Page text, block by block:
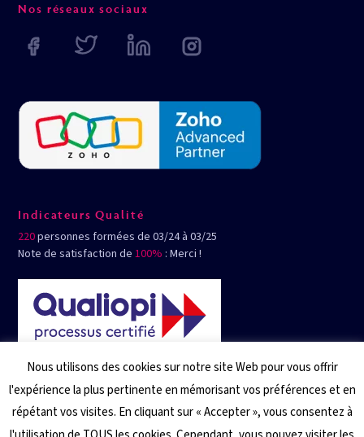
Nos réseaux sociaux
Indicateurs Qualité
220personnes formées de 03/24 à 03/25
Note de satisfaction de 100% : Merci !
Nous utilisons des cookies sur notre site Web pour vous offrir
l'expérience la plus pertinente en mémorisant vos préférences et en
répétant vos visites. En cliquant sur « Accepter », vous consentez à